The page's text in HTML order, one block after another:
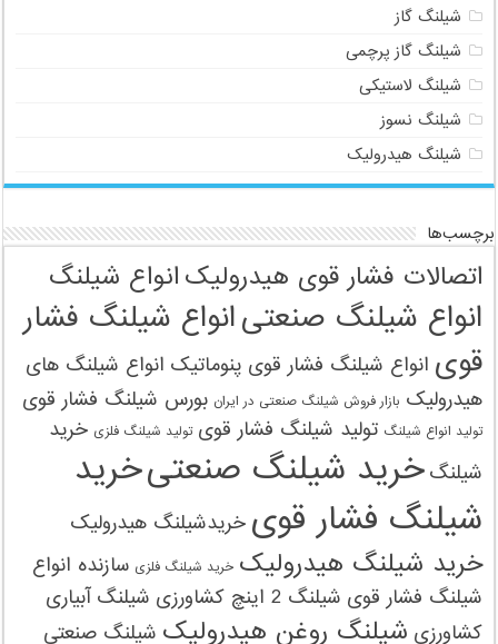
شیلنگ گاز
شیلنگ گاز پرچمی
شیلنگ لاستیکی
شیلنگ نسوز
شیلنگ هیدرولیک
برچسب‌ها
اتصالات فشار قوی هیدرولیک انواع شیلنگ
انواع شیلنگ صنعتیانواع شیلنگ فشار
قوی انواع شیلنگ فشار قوی پنوماتیک انواع شیلنگ های
هیدرولیک بازار فروش شیلنگ صنعتی در ایران بورس شیلنگ فشار قوی
تولید انواع شیلنگ تولید شیلنگ فشار قوی تولید شیلنگ‌ فلزی خرید
شیلنگ خرید شیلنگ صنعتیخرید
شیلنگ فشار قوی خریدشیلنگ هیدرولیک
خرید شیلنگ هیدرولیک خرید شیلنگ‌ فلزی سازنده انواع
شیلنگ فشار قوی شیلنگ 2 اینچ کشاورزی
شیلنگ آبیاری
کشاورزی شیلنگ روغن هیدرولیک شیلنگ صنعتی